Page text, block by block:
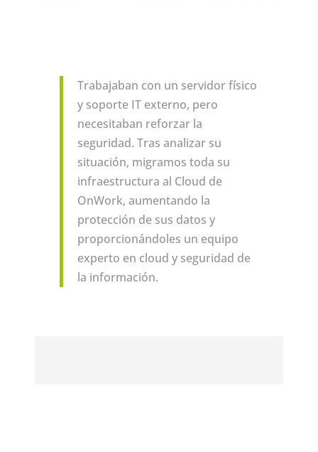
Trabajaban con un servidor físico
y soporte IT externo, pero
necesitaban reforzar la
seguridad. Tras analizar su
situación, migramos toda su
infraestructura al Cloud de
OnWork, aumentando la
protección de sus datos y
proporcionándoles un equipo
experto en cloud y seguridad de
la información.